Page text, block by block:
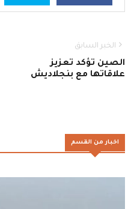
الخبر السابق
الصين تؤكد تعزيز
علاقاتها مع بنجلاديش
اخبار من القسم